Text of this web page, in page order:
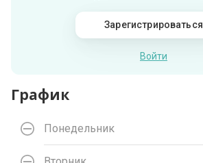
Зарегистрироваться
Войти
График
Понедельник